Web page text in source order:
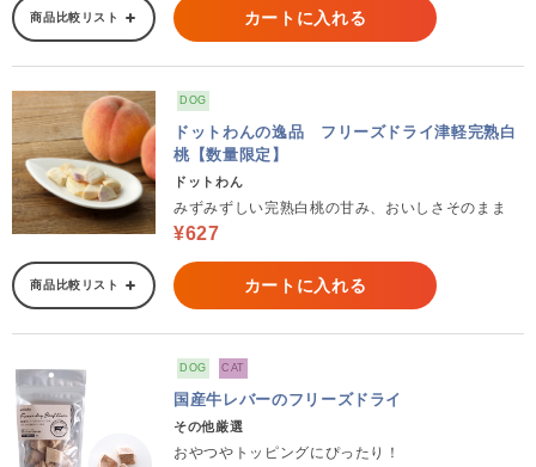
商品比較リスト カートに入れる
DOG
ドットわんの逸品 フリーズドライ津軽完熟白
桃【数量限定】
ドットわん
みずみずしい完熟白桃の甘み、おいしさそのまま
¥627
商品比較リスト カートに入れる
DOG CAT
国産牛レバーのフリーズドライ
その他厳選
おやつやトッピングにぴったり！